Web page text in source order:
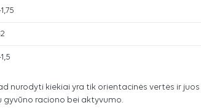
nurodyti kiekiai yra tik orientacinės vertės ir juos
gyvūno raciono bei aktyvumo.